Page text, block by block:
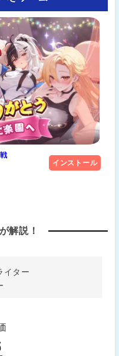
インストール
解説！
イター